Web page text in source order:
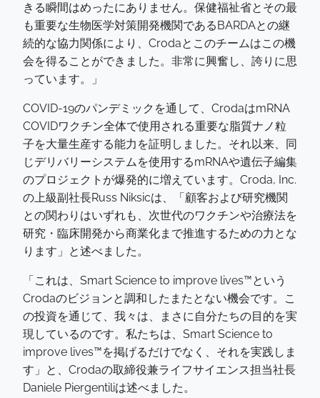
きる瞬間はめったにありません。保健福祉省とその最
も重要な生物医学対策開発機関であるBARDAとの継
続的な協力関係により、Crodaとこのチームはこの機
会を得ることができました。非常に興奮し、誇りに思
っています。」
COVID-19のパンデミックを通して、CrodaはmRNA
COVIDワクチン全体で使用される重要な脂質ナノ粒
子を大量生産する能力を証明しました。それ以来、同
じデリバリーシステムを使用するmRNAや遺伝子編集
のプロジェクトが爆発的に増えています。Croda, Inc.
の上級副社長Russ Niksicは、「顧客および研究機関
との関わりはいずれも、次世代のワクチンや治療法を
研究・臨床開発から商業化まで推進するための力とな
ります」と述べました。
「これは、Smart Science to improve lives™という
Crodaのビジョンと調和したまたとない機会です。こ
の投資を通じて、我々は、まさに自分たちの目的を実
現しているのです。私たちは、Smart Science to
improve lives™を掲げるだけでなく、それを実践しま
す」と、Crodaの取締役兼ライフサイエンス担当社長
Daniele Piergentiliは述べました。